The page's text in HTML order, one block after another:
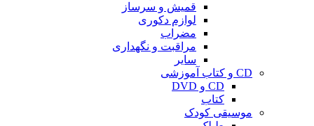
قمیش و سرساز
لوازم دکوری
مضراب
مراقبت و نگهداری
سایر
CD و کتاب آموزشی
CD و DVD
کتاب
موسیقی کودک